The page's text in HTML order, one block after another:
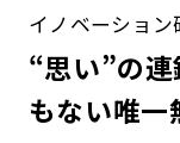
イノベーショ
“思い”の
もない唯